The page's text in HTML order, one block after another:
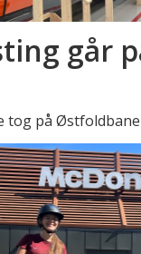
går
tog på